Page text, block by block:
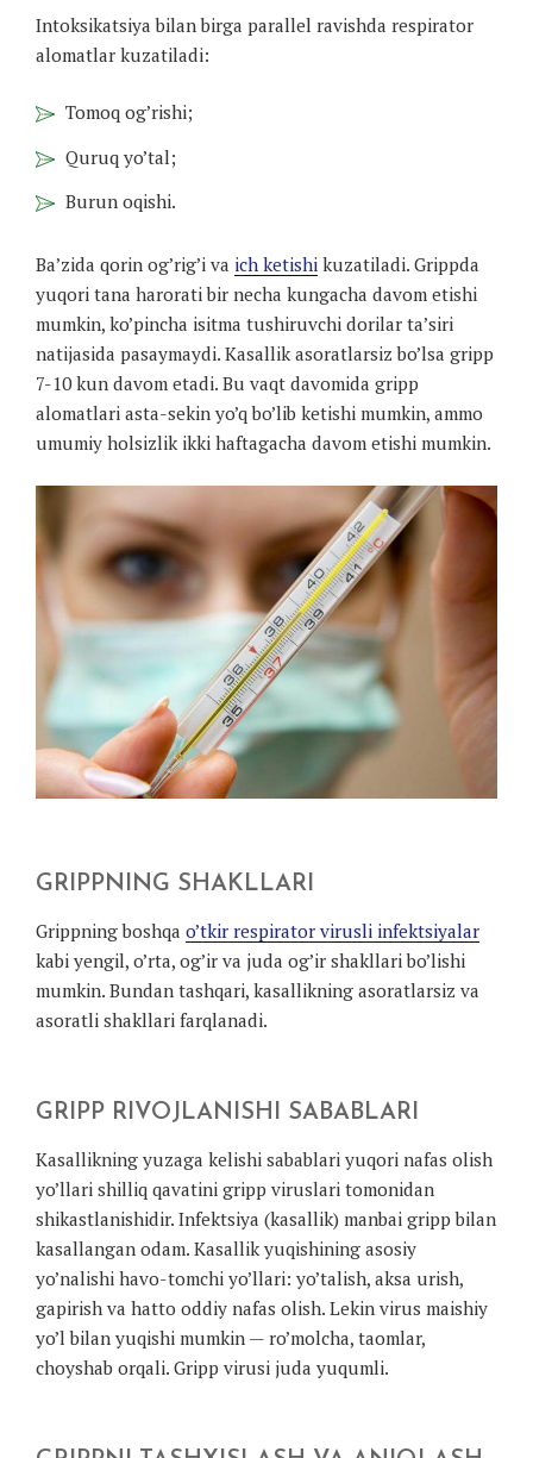
Intoksikatsiya bilan birga parallel ravishda respirator
alomatlar kuzatiladi:
Tomoq og’rishi;
Quruq yo’tal;
Burun oqishi.
Ba’zida qorin og’rig’i va ich ketishi kuzatiladi. Grippda
yuqori tana harorati bir necha kungacha davom etishi
mumkin, ko’pincha isitma tushiruvchi dorilar ta’siri
natijasida pasaymaydi. Kasallik asoratlarsiz bo’lsa gripp
7-10 kun davom etadi. Bu vaqt davomida gripp
alomatlari asta-sekin yo’q bo’lib ketishi mumkin, ammo
umumiy holsizlik ikki haftagacha davom etishi mumkin.
GRIPPNING SHAKLLARI
Grippning boshqa o’tkir respirator virusli infektsiyalar
kabi yengil, o’rta, og’ir va juda og’ir shakllari bo’lishi
mumkin. Bundan tashqari, kasallikning asoratlarsiz va
asoratli shakllari farqlanadi.
GRIPP RIVOJLANISHI SABABLARI
Kasallikning yuzaga kelishi sabablari yuqori nafas olish
yo’llari shilliq qavatini gripp viruslari tomonidan
shikastlanishidir. Infektsiya (kasallik) manbai gripp bilan
kasallangan odam. Kasallik yuqishining asosiy
yo’nalishi havo-tomchi yo’llari: yo’talish, aksa urish,
gapirish va hatto oddiy nafas olish. Lekin virus maishiy
yo’l bilan yuqishi mumkin — ro’molcha, taomlar,
choyshab orqali. Gripp virusi juda yuqumli.